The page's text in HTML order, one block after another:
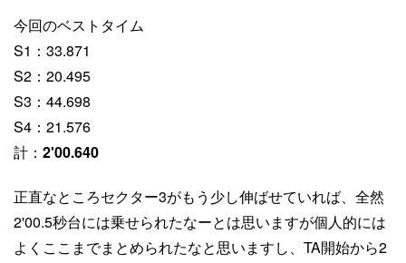
今回のベストタイム
S1：33.871
S2：20.495
S3：44.698
S4：21.576
計： 2'00.640
正直なところセクター3がもう少し伸ばせていれば、全然
2'00.5秒台には乗せられたなーとは思いますが個人的には
よくここまでまとめられたなと思いますし、TA開始から2